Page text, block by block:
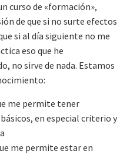
curso de «formación»,
de que si no surte efectos
si al día siguiente no me
eso que he
no sirve de nada. Estamos
me permite tener
en especial criterio y
me permite estar en